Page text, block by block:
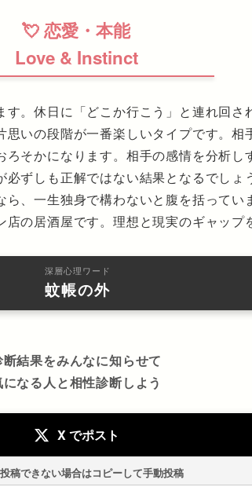
💘 恋愛・本能
Love & Instinct
。休日に「どこか行こう」と連れ回
いの段階が一番楽しいタイプです。
そかになります。相手の感情を分析
ずしも正解ではない結果となるでし
、一生独身で構わないと腹を括って
の居酒屋です。理想と現実のギャッ
深層心理ワード
蚊帳の外
断結果をみんなに知らせて
になる人と相性診断しよう
X でポスト
稿できない場合はコピーして手動投稿